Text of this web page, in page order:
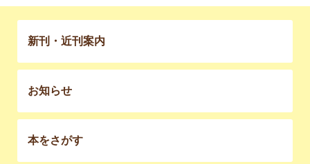
新刊・近刊案内
お知らせ
本をさがす